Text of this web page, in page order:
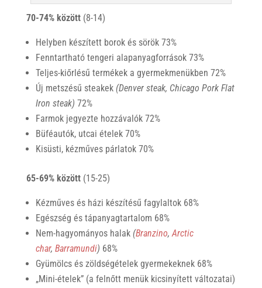
70-74% között(8-14)
Helyben készített borok és sörök 73%
Fenntartható tengeri alapanyagforrások 73%
Teljes-kiőrlésű termékek a gyermekmenükben 72%
Új metszésű steakek (Denver steak, Chicago Pork Flat
Iron steak) 72%
Farmok jegyezte hozzávalók 72%
Büféautók, utcai ételek 70%
Kisüsti, kézműves párlatok 70%
65-69% között(15-25)
Kézműves és házi készítésű fagylaltok 68%
Egészség és tápanyagtartalom 68%
Nem-hagyományos halak (Branzino,Arctic
char, Barramundi) 68%
Gyümölcs és zöldségételek gyermekeknek 68%
„Mini-ételek” (a felnőtt menük kicsinyített változatai)